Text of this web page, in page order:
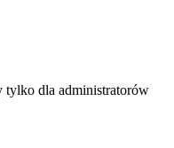
tylko dla administratorów